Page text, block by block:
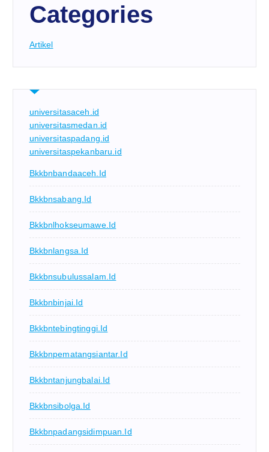
Categories
Artikel
universitasaceh.id
universitasmedan.id
universitaspadang.id
universitaspekanbaru.id
Bkkbnbandaaceh.id
Bkkbnsabang.id
Bkkbnlhokseumawe.id
Bkkbnlangsa.id
Bkkbnsubulussalam.id
Bkkbnbinjai.id
Bkkbntebingtinggi.id
Bkkbnpematangsiantar.id
Bkkbntanjungbalai.id
Bkkbnsibolga.id
Bkkbnpadangsidimpuan.id